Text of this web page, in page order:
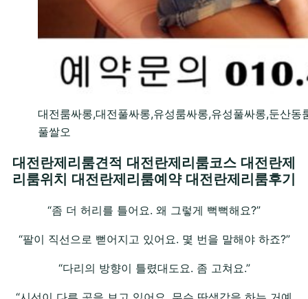
대전룸싸롱,대전풀싸롱,유성룸싸롱,유성풀싸롱,둔산
풀쌀오
대전란제리룸견적 대전란제리룸코스 대전란제
리룸위치 대전란제리룸예약 대전란제리룸후기
“좀 더 허리를 틀어요. 왜 그렇게 뻑뻑해요?”
“팔이 직선으로 뻗어지고 있어요. 몇 번을 말해야 하죠?”
“다리의 방향이 틀렸대도요. 좀 고쳐요.”